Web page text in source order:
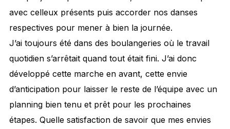
avec celleux présents puis accorder nos danses
respectives pour mener à bien la journée.
J’ai toujours été dans des boulangeries où le travail
quotidien s’arrêtait quand tout était fini. J’ai donc
développé cette marche en avant, cette envie
d’anticipation pour laisser le reste de l’équipe avec un
planning bien tenu et prêt pour les prochaines
étapes. Quelle satisfaction de savoir que mes envies